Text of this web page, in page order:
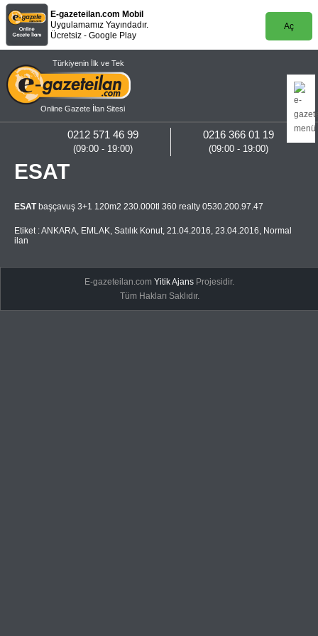
E-gazeteilan.com Mobil
Uygulamamız Yayındadır.
Ücretsiz - Google Play
Aç
Türkiyenin İlk ve Tek
Online Gazete İlan Sitesi
0216 366 01 19
(09:00 - 19:00)
0212 571 46 99
(09:00 - 19:00)
ESAT
ESATbaşçavuş 3+1 120m2 230.000tl 360 realty 0530.200.97.47
Etiket :ANKARA, EMLAK, Satılık Konut, 21.04.2016, 23.04.2016, Normal
ilan
E-gazeteilan.comYitik Ajans Projesidir.
Tüm Hakları Saklıdır.